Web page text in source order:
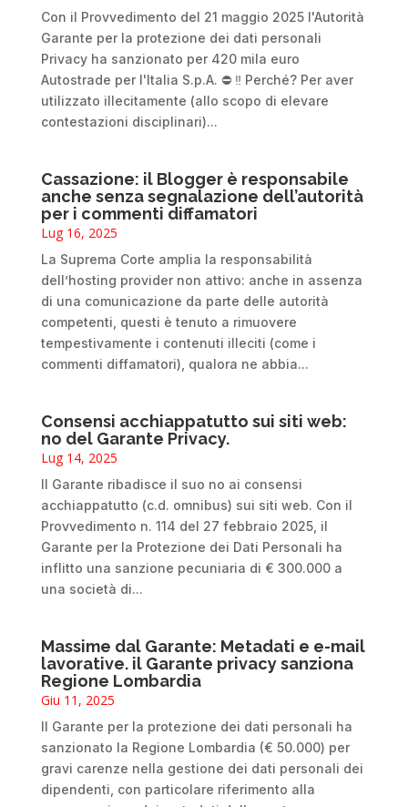
Con il Provvedimento del 21 maggio 2025 l'Autorità
Garante per la protezione dei dati personali
Privacy ha sanzionato per 420 mila euro
Autostrade per l'Italia S.p.A. ⛔ ‼️ Perché? Per aver
utilizzato illecitamente (allo scopo di elevare
contestazioni disciplinari)...
Cassazione: il Blogger è responsabile
anche senza segnalazione dell’autorità
per i commenti diffamatori
Lug 16, 2025
La Suprema Corte amplia la responsabilità
dell’hosting provider non attivo: anche in assenza
di una comunicazione da parte delle autorità
competenti, questi è tenuto a rimuovere
tempestivamente i contenuti illeciti (come i
commenti diffamatori), qualora ne abbia...
Consensi acchiappatutto sui siti web:
no del Garante Privacy.
Lug 14, 2025
Il Garante ribadisce il suo no ai consensi
acchiappatutto (c.d. omnibus) sui siti web. Con il
Provvedimento n. 114 del 27 febbraio 2025, il
Garante per la Protezione dei Dati Personali ha
inflitto una sanzione pecuniaria di € 300.000 a
una società di...
Massime dal Garante: Metadati e e-mail
lavorative. il Garante privacy sanziona
Regione Lombardia
Giu 11, 2025
Il Garante per la protezione dei dati personali ha
sanzionato la Regione Lombardia (€ 50.000) per
gravi carenze nella gestione dei dati personali dei
dipendenti, con particolare riferimento alla